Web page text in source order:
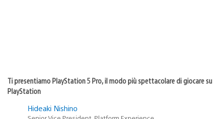
Ti presentiamo PlayStation 5 Pro, il modo più spettacolare di giocare su
PlayStation
Hideaki Nishino